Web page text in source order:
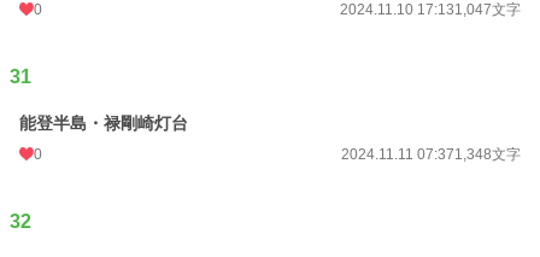
0 2024.11.10 17:131,047文字
31
能登半島・禄剛崎灯台
0 2024.11.11 07:371,348文字
32